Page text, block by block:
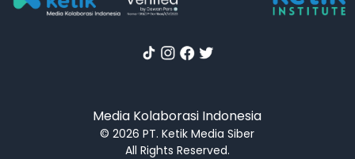
Media Kolaborasi Indonesia
© 2026 PT. Ketik Media Siber
All Rights Reserved.